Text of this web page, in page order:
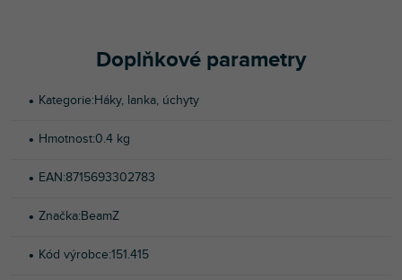
Doplňkové parametry
Kategorie:Háky, lanka, úchyty
Hmotnost:0.4 kg
EAN:8715693302783
Značka:BeamZ
Kód výrobce:151.415